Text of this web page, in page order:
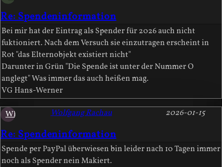
Re: Spendeninformation
Bei mir hat der Eintrag als Spender für 2026 auch nicht
fuktioniert. Nach dem Versuch sie einzutragen erscheint in
Rot "das Elternobjekt existiert nicht"
Darunter in Grün "Die Spende ist unter der Nummer O
anglegt" Was immer das auch heißen mag.
VG Hans-Werner
WR
Re: Spendeninformation
2026-01-15
Wolfgang Rachau
Spende per PayPal überwiesen bin leider nach 10 Tagen immer
noch als Spender nein Makiert.